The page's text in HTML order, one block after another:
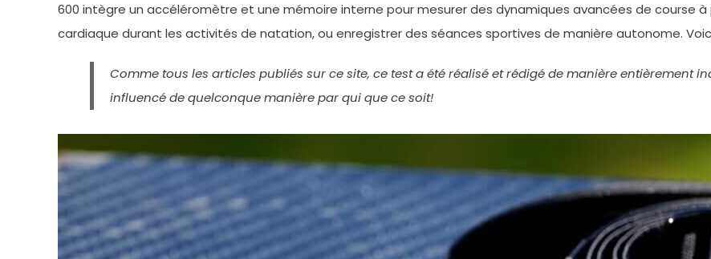
600 intègre un accéléromètre et une mémoire interne pour mesurer des dynamiques avancées de course
cardiaque durant les activités de natation, ou enregistrer des séances sportives de manière autonome.
Comme tous les articles publiés sur ce site, ce test a été réalisé et rédigé de manière entièrement
influencé de quelconque manière par qui que ce soit!